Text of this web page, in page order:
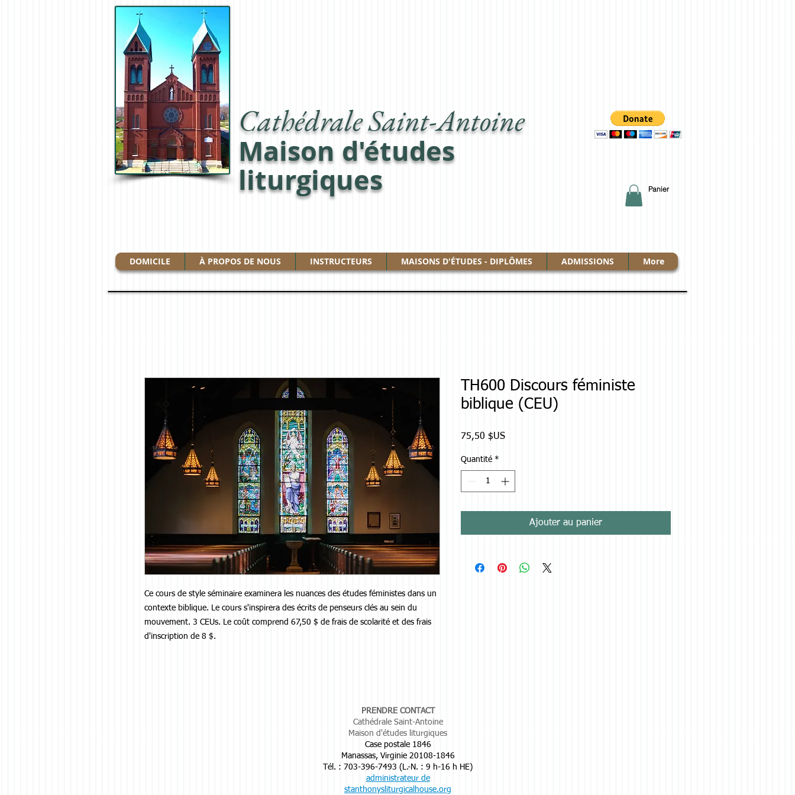
Cathédrale Saint-Antoine
Maison d'études
liturgiques Panier
DOMICILE À PROPOS DE NOUS INSTRUCTEURS MAISONS D'ÉTUDES - DIPLÔMES ADMISSIONS More
Ce cours de style séminaire examinera les nuances des études féministes dans un
contexte biblique. Le cours s'inspirera des écrits de penseurs clés au sein du
mouvement. 3 CEUs. Le coût comprend 67,50 $ de frais de scolarité et des frais
d'inscription de 8 $.
TH600 Discours féministe
biblique (CEU)
75,50 $USPrix
Quantité *
Ajouter au panier
PRENDRE CONTACT
Cathédrale Saint-Antoine
Maison d'études liturgiques
Case postale 1846
Manassas, Virginie 20108-1846
Tél. : 703-396-7493 (L.-N. : 9 h-16 h HE)
administrateur de
stanthonysliturgicalhouse.org